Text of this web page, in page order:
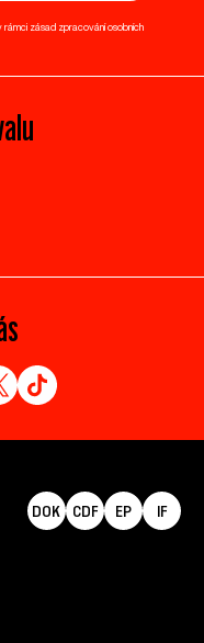
rámci zásad zpracování osobních
DOK CDF EP IF